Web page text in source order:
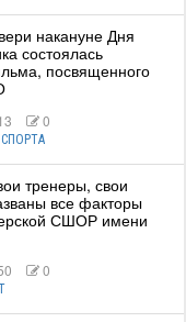
накануне Дня
состоялась
посвященного
0
тренеры, свои
все факторы
СШОР имени
0